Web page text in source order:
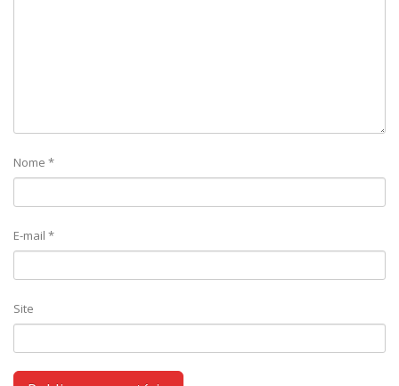
Nome *
E-mail *
Site